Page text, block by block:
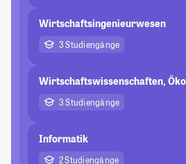
Wirtschaftsingenieurwesen
3 Studiengänge
Wirtschaftswissenschaften,
3 Studiengänge
Informatik
2 Studiengänge